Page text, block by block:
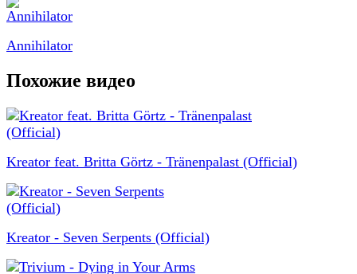
Annihilator
Похожие видео
Kreator feat. Britta Görtz - Tränenpalast (Official)
Kreator - Seven Serpents (Official)